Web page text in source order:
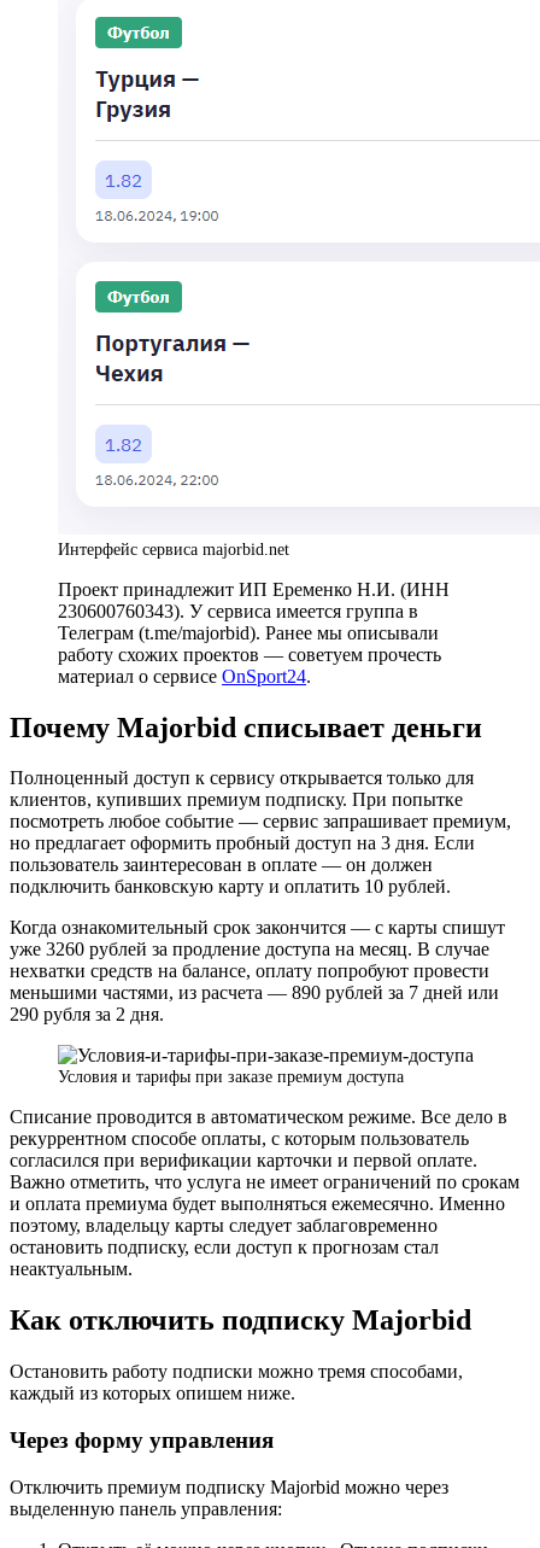
Интерфейс сервиса majorbid.net
Проект принадлежит ИП Еременко Н.И. (ИНН
230600760343). У сервиса имеется группа в
Телеграм (t.me/majorbid). Ранее мы описывали
работу схожих проектов — советуем прочесть
материал о сервисе OnSport24.
Почему Majorbid списывает деньги
Полноценный доступ к сервису открывается только для
клиентов, купивших премиум подписку. При попытке
посмотреть любое событие — сервис запрашивает премиум,
но предлагает оформить пробный доступ на 3 дня. Если
пользователь заинтересован в оплате — он должен
подключить банковскую карту и оплатить 10 рублей.
Когда ознакомительный срок закончится — с карты спишут
уже 3260 рублей за продление доступа на месяц. В случае
нехватки средств на балансе, оплату попробуют провести
меньшими частями, из расчета — 890 рублей за 7 дней или
290 рубля за 2 дня.
Условия и тарифы при заказе премиум доступа
Списание проводится в автоматическом режиме. Все дело в
рекуррентном способе оплаты, с которым пользователь
согласился при верификации карточки и первой оплате.
Важно отметить, что услуга не имеет ограничений по срокам
и оплата премиума будет выполняться ежемесячно. Именно
поэтому, владельцу карты следует заблаговременно
остановить подписку, если доступ к прогнозам стал
неактуальным.
Как отключить подписку Majorbid
Остановить работу подписки можно тремя способами,
каждый из которых опишем ниже.
Через форму управления
Отключить премиум подписку Majorbid можно через
выделенную панель управления: